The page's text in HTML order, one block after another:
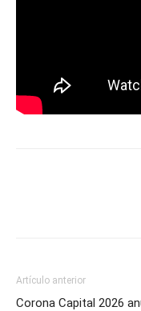
Artículo anterior
Corona Capital 2026